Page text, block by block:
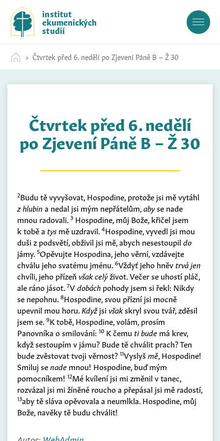
c
institut
ekumenických
studií
Čtvrtek před 6. nedělí po Zjevení Páně B – Ž 30
Čtvrtek před 6. nedělí
po Zjevení Páně B – Ž 30
2Budu tě vyvyšovat, Hospodine, protože jsi mě vytáhl
z hlubin a nedal jsi mým nepřátelům,abyse nade
mnou radovali. 3 Hospodine, můj Bože, křičel jsem
k tobě a tys mě uzdravil. 4Hospodine, vyvedl jsi mou
duši z podsvětí, obživil jsi mě, abych nesestoupil do
jámy. 5Opěvujte Hospodina, jeho věrní, vzdávejte
chválu jeho svatému jménu. 6Vždyť jeho hněv trvá jen
chvíli, jeho přízeň však celýživot. Večer se uhostí pláč,
ale ráno jásot. 7Vdobách pohody jsem si řekl: Nikdy
se nepohnu. 8Hospodine, svou přízní jsi mocně
upevnil mou horu. Kdyžjsi všakskryl svou tvář, zděsil
jsem se. 9K tobě, Hospodine, volám, prosím
Panovníka o smilování: 10 K čemu ti bude má krev,
když sestoupím v jámu? Bude tě chválit prach? Ten
bude zvěstovat tvoji věrnost? 11Vyslyšmě, Hospodine!
Smiluj senade mnou! Hospodine, buď mým
pomocníkem! 12Mé kvílení jsi mi změnil v tanec,
rozvázal jsi mi žíněné roucho a přepásal jsi mě radostí,
13aby tě sláva opěvovala a neumlkla. Hospodine, můj
Bože, navěky tě budu chválit!